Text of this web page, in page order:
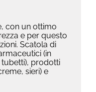
con un ottimo
e per questo
Scatola di
(in
prodotti
sieri) e